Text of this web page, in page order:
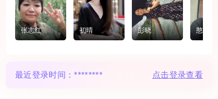
张志红 初晴 彭晓 憨憨的
最近登录时间：******** 点击登录查看